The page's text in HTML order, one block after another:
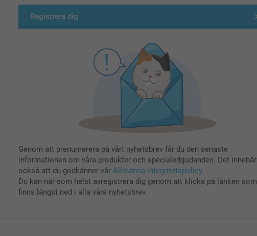
Registrera dig
Genom att prenumerera på vårt nyhetsbrev får du den senaste
informationen om våra produkter och specialerbjudanden. Det innebär
också att du godkänner vår Allmänna integritetspolicy.
Du kan när som helst avregistrera dig genom att klicka på länken som
finns längst ned i alla våra nyhetsbrev.